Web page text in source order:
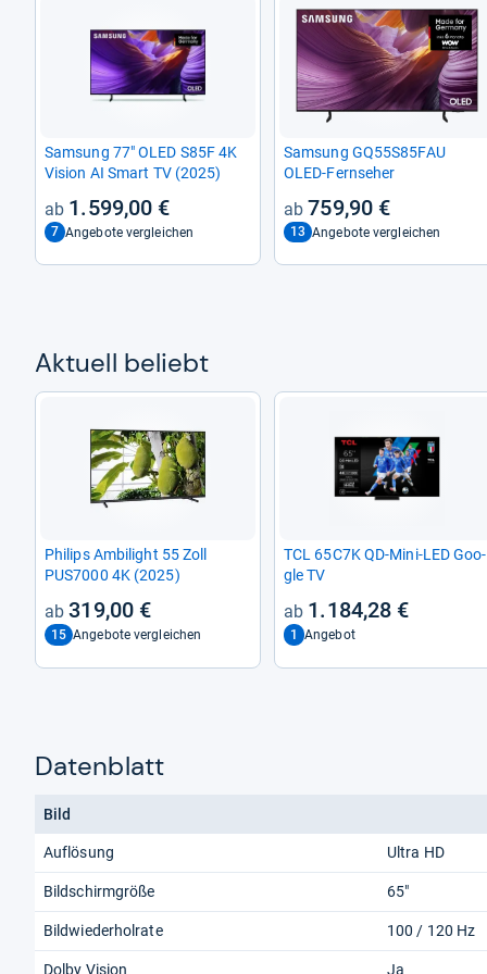
Sam­sung 77" OLED S85F 4K
Vision AI Smart TV (2025)
1.599,00 €
7 Angebote vergleichen
Sam­sung GQ55S85FAU
OLED-​Fern­se­her
759,90 €
13 Angebote vergleichen
Aktu­ell beliebt
Phi­lips Ambi­light 55 Zoll
PUS7000 4K (2025)
319,00 €
15 Angebote vergleichen
TCL 65C7K QD-​Mini-​LED Goo­
gle TV
1.184,28 €
1 Angebot
Datenblatt
Bild
Auflösung Ultra HD
Bildschirmgröße 65"
Bildwiederholrate 100 / 120 Hz
Dolby Vision Ja